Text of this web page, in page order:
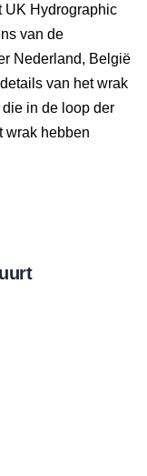
UK Hydrographic
van de
Nederland, België
van het wrak
in de loop der
wrak hebben